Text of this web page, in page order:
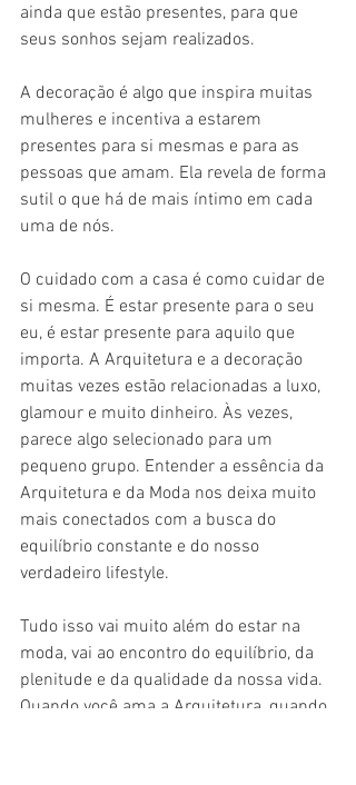
ainda que estão presentes, para que
seus sonhos sejam realizados.
A decoração é algo que inspira muitas
mulheres e incentiva a estarem
presentes para si mesmas e para as
pessoas que amam. Ela revela de forma
sutil o que há de mais íntimo em cada
uma de nós.
O cuidado com a casa é como cuidar de
si mesma. É estar presente para o seu
eu, é estar presente para aquilo que
importa. A Arquitetura e a decoração
muitas vezes estão relacionadas a luxo,
glamour e muito dinheiro. Às vezes,
parece algo selecionado para um
pequeno grupo. Entender a essência da
Arquitetura e da Moda nos deixa muito
mais conectados com a busca do
equilíbrio constante e do nosso
verdadeiro lifestyle.
Tudo isso vai muito além do estar na
moda, vai ao encontro do equilíbrio, da
plenitude e da qualidade da nossa vida.
Quando você ama a Arquitetura, quando